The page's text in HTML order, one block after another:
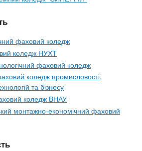
фаховий коледж
коледж НУХТ
фаховий коледж
коледж промисловості,
та бізнесу
коледж ВНАУ
монтажно-економічний фаховий